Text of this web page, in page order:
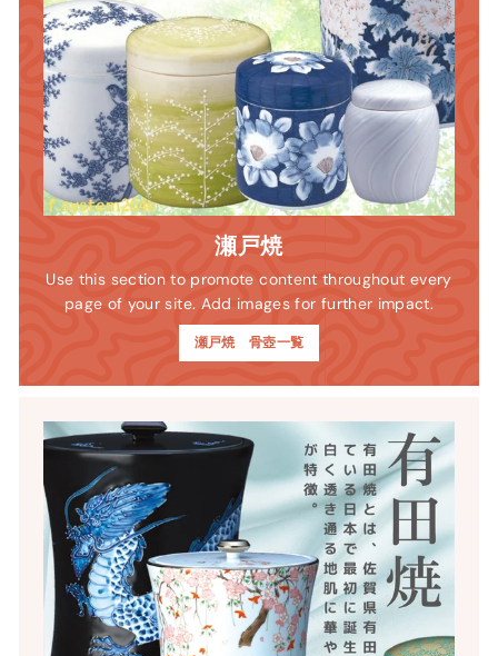
瀬戸焼
Use this section to promote content throughout every
page of your site. Add images for further impact.
瀬戸焼 骨壺一覧